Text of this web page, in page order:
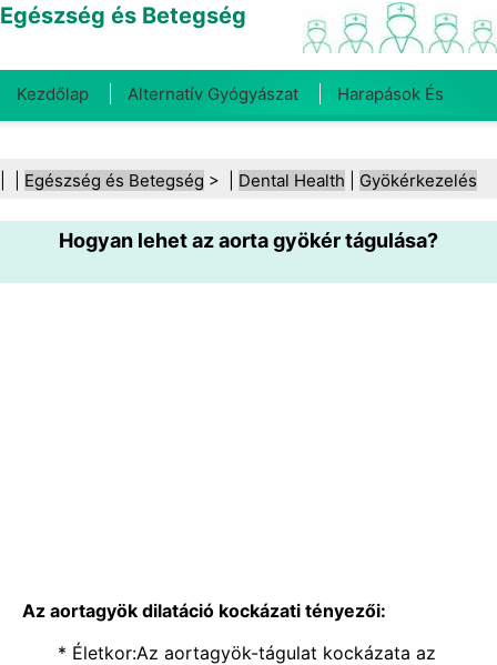
Egészség és Betegség
Kezdőlap Alternatív Gyógyászat Harapások És
Fogegészség Diéta És Táplálkozás Családi
Egészség Egészségügyi Ágazat Mentális Egészség
Közegészségügy És Biztonság Sebészet És
Egészség és Betegség > | Dental Health Gyökérkezelés
Hogyan lehet az aorta gyökér tágulása?
Az aortagyök dilatáció kockázati tényezői:
* Életkor:Az aortagyök-tágulat kockázata az